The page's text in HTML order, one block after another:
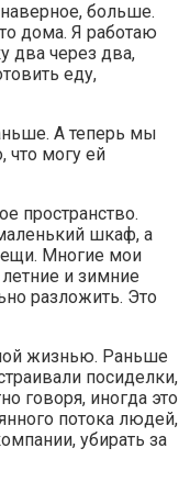
больше.
дома. Я работаю
два через два,
еду,
А теперь мы
что могу ей
пространство.
шкаф, а
Многие мои
и зимние
разложить. Это
жизнью. Раньше
посиделки,
говоря, иногда это
потока людей,
убирать за